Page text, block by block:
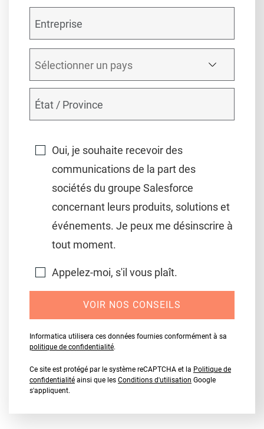
Oui, je souhaite recevoir des
communications de la part des
sociétés du groupe Salesforce
concernant leurs produits, solutions et
événements. Je peux me désinscrire à
tout moment.
Appelez-moi, s'il vous plaît.
VOIR NOS CONSEILS
Informatica utilisera ces données fournies conformément à sa
politique de confidentialité.
Ce site est protégé par le système reCAPTCHA et la Politique de
confidentialité ainsi que les Conditions d'utilisation Google
s'appliquent.